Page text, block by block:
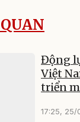
Động
Việt
triển
17:25, 25/